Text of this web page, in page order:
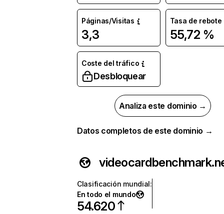
Páginas/Visitas
3,3
Tasa de rebote
55,72 %
Coste del tráfico
Desbloquear
Analiza este dominio →
Datos completos de este dominio →
Clasificación mundial:
En todo el mundo
54.620